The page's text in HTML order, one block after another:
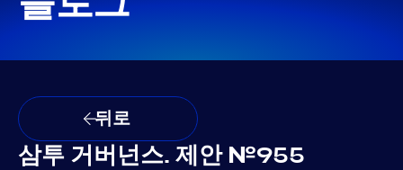
뒤로
삼투 거버넌스. 제안 №955